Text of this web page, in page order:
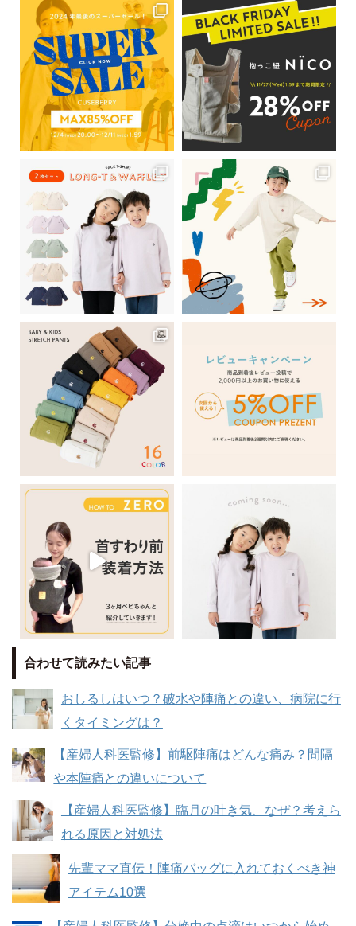
合わせて読みたい記事
おしるしはいつ？破水や陣痛との違い、病院に行
くタイミングは？
【産婦人科医監修】前駆陣痛はどんな痛み？間隔
や本陣痛との違いについて
【産婦人科医監修】臨月の吐き気、なぜ？考えら
れる原因と対処法
先輩ママ直伝！陣痛バッグに入れておくべき神
アイテム10選